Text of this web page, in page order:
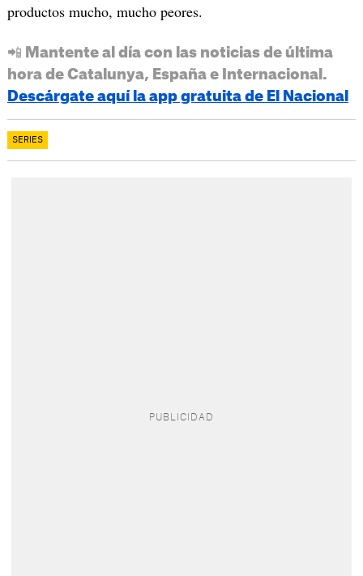
productos mucho, mucho peores.
📲 Mantente al día con las noticias de última
hora de Catalunya, España e Internacional.
Descárgate aquí la app gratuita de El Nacional
SERIES